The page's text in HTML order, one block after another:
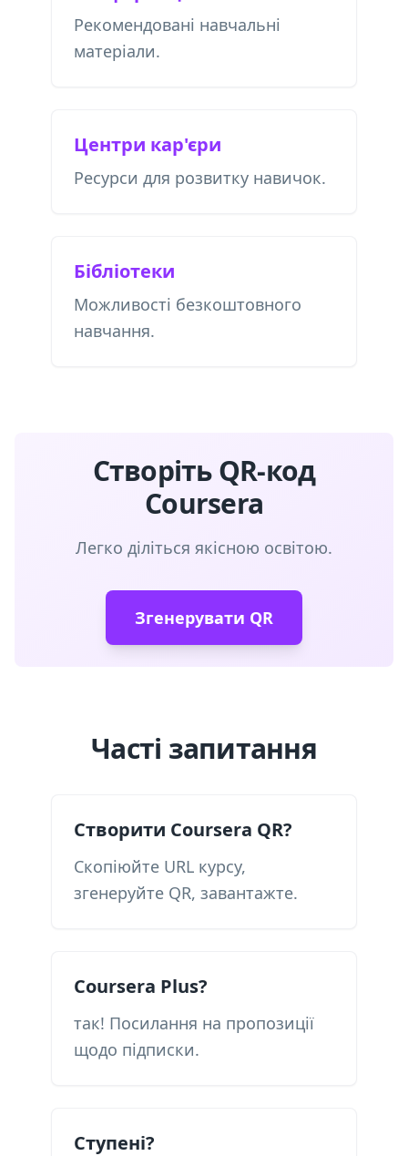
Рекомендовані навчальні
матеріали.
Центри кар'єри
Ресурси для розвитку навичок.
Бібліотеки
Можливості безкоштовного
навчання.
Створіть QR-код
Coursera
Легко діліться якісною освітою.
Згенерувати QR
Часті запитання
Створити Coursera QR?
Скопіюйте URL курсу,
згенеруйте QR, завантажте.
Coursera Plus?
так! Посилання на пропозиції
щодо підписки.
Ступені?